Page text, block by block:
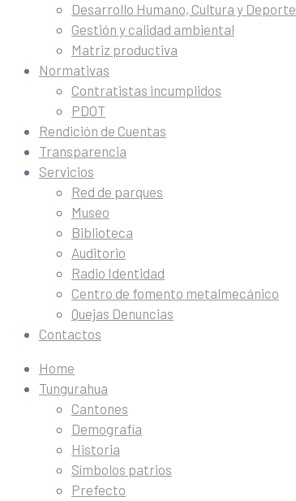
Desarrollo Humano, Cultura y Deporte
Gestión y calidad ambiental
Matriz productiva
Normativas
Contratistas incumplidos
PDOT
Rendición de Cuentas
Transparencia
Servicios
Red de parques
Museo
Biblioteca
Auditorio
Radio Identidad
Centro de fomento metalmecánico
Quejas Denuncias
Contactos
Home
Tungurahua
Cantones
Demografía
Historia
Símbolos patrios
Prefecto